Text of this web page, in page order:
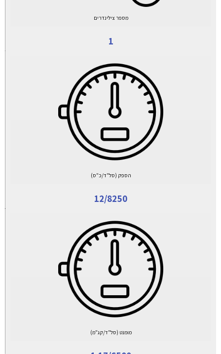
מספר צילינדרים
1
הספק (סל"ד/כ"ס)
12/8250
מומנט (סל"ד/קג"מ)